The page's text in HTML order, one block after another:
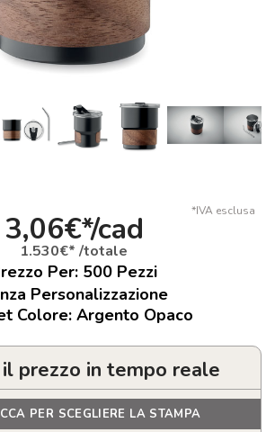
*IVA esclusa
3,06€*/cad
1.530€* /totale
Per: 500 Pezzi
Personalizzazione
Colore: Argento Opaco
prezzo in tempo reale
PER SCEGLIERE LA STAMPA